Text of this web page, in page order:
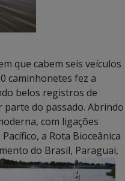
que cabem seis veículos
caminhonetes fez a
belos registros de
parte do passado. Abrindo
com ligações
a Rota Bioceânica
do Brasil, Paraguai,